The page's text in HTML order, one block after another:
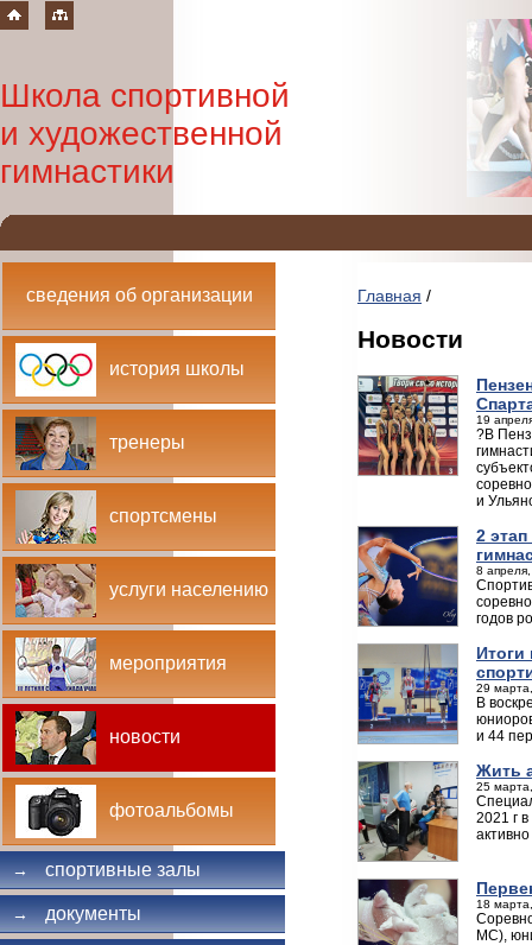
Школа спортивной
и художественной
гимнастики
сведения об организации
история школы
тренеры
спортсмены
услуги населению
мероприятия
новости
фотоальбомы
→ спортивные залы
→ документы
Главная /
Новости
19
?В
и
2
8
годов
Итоги
29
В
и 44
Жить
25
2021 г
18
МС),